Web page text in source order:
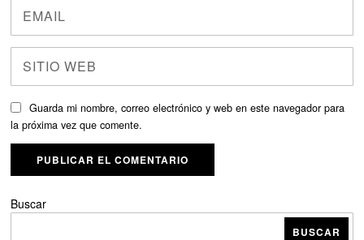
Guarda mi nombre, correo electrónico y web en este navegador para
la próxima vez que comente.
Buscar
BUSCAR